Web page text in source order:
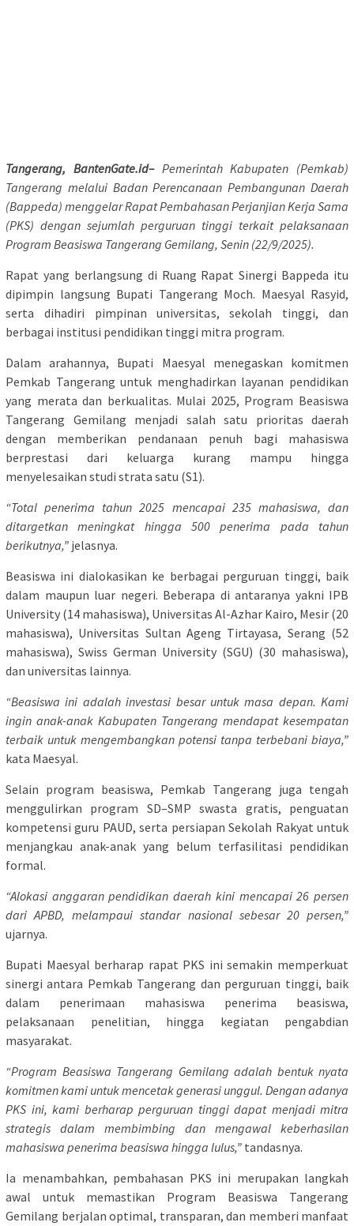
Tangerang, BantenGate.id–Pemerintah Kabupaten (Pemkab)
Tangerang melalui Badan Perencanaan Pembangunan Daerah
(Bappeda) menggelar Rapat Pembahasan Perjanjian Kerja Sama
(PKS) dengan sejumlah perguruan tinggi terkait pelaksanaan
Program Beasiswa Tangerang Gemilang, Senin (22/9/2025).
Rapat yang berlangsung di Ruang Rapat Sinergi Bappeda itu
dipimpin langsung Bupati Tangerang Moch. Maesyal Rasyid,
serta dihadiri pimpinan universitas, sekolah tinggi, dan
berbagai institusi pendidikan tinggi mitra program.
Dalam arahannya, Bupati Maesyal menegaskan komitmen
Pemkab Tangerang untuk menghadirkan layanan pendidikan
yang merata dan berkualitas. Mulai 2025, Program Beasiswa
Tangerang Gemilang menjadi salah satu prioritas daerah
dengan memberikan pendanaan penuh bagi mahasiswa
berprestasi dari keluarga kurang mampu hingga
menyelesaikan studi strata satu (S1).
“Total penerima tahun 2025 mencapai 235 mahasiswa, dan
ditargetkan meningkat hingga 500 penerima pada tahun
berikutnya,” jelasnya.
Beasiswa ini dialokasikan ke berbagai perguruan tinggi, baik
dalam maupun luar negeri. Beberapa di antaranya yakni IPB
University (14 mahasiswa), Universitas Al-Azhar Kairo, Mesir (20
mahasiswa), Universitas Sultan Ageng Tirtayasa, Serang (52
mahasiswa), Swiss German University (SGU) (30 mahasiswa),
dan universitas lainnya.
“Beasiswa ini adalah investasi besar untuk masa depan. Kami
ingin anak-anak Kabupaten Tangerang mendapat kesempatan
terbaik untuk mengembangkan potensi tanpa terbebani biaya,”
kata Maesyal.
Selain program beasiswa, Pemkab Tangerang juga tengah
menggulirkan program SD–SMP swasta gratis, penguatan
kompetensi guru PAUD, serta persiapan Sekolah Rakyat untuk
menjangkau anak-anak yang belum terfasilitasi pendidikan
formal.
“Alokasi anggaran pendidikan daerah kini mencapai 26 persen
dari APBD, melampaui standar nasional sebesar 20 persen,”
ujarnya.
Bupati Maesyal berharap rapat PKS ini semakin memperkuat
sinergi antara Pemkab Tangerang dan perguruan tinggi, baik
dalam penerimaan mahasiswa penerima beasiswa,
pelaksanaan penelitian, hingga kegiatan pengabdian
masyarakat.
“Program Beasiswa Tangerang Gemilang adalah bentuk nyata
komitmen kami untuk mencetak generasi unggul. Dengan adanya
PKS ini, kami berharap perguruan tinggi dapat menjadi mitra
strategis dalam membimbing dan mengawal keberhasilan
mahasiswa penerima beasiswa hingga lulus,” tandasnya.
Ia menambahkan, pembahasan PKS ini merupakan langkah
awal untuk memastikan Program Beasiswa Tangerang
Gemilang berjalan optimal, transparan, dan memberi manfaat